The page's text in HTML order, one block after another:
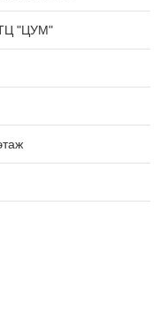
ТЦ "ЦУМ"